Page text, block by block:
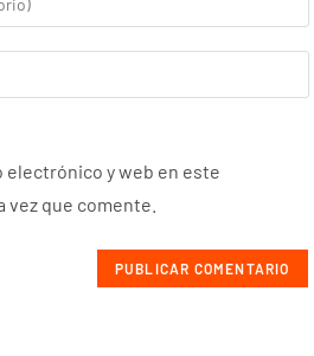
electrónico y web en este
vez que comente.